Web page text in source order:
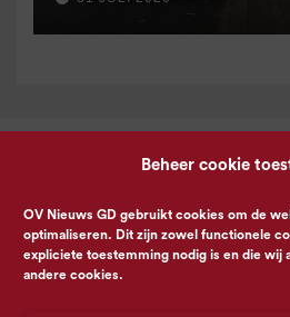
Beheer cookie
OV Nieuws GD gebruikt cookies om de
optimaliseren. Dit zijn zowel functionele
expliciete toestemming nodig is en die wij
andere cookies.